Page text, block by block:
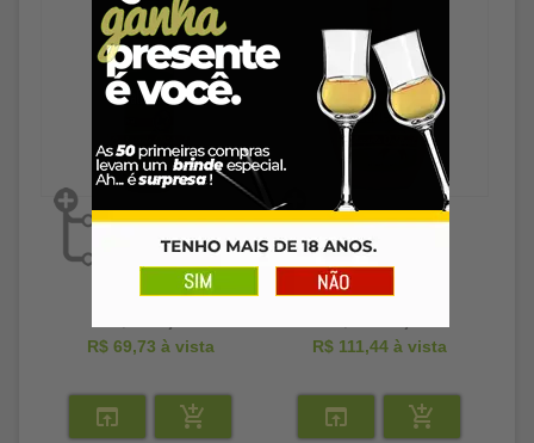
R$ 69,73 à vista R$ 111,44à vista